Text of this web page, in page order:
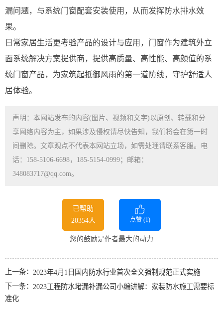
漏问题，与系统门窗配套安装使用，从而发挥防水排水效
果。
日常家居生活更考验产品的设计与应用，门窗作为建筑外立
面系统解决方案提供商，提供高质量、高性能、高颜值的系
统门窗产品，为家筑起抵御风雨的第一道防线，守护舒适人
居体验。
声明：本网站发布的内容(图片、视频和文字)以原创、转载和分
享网络内容为主，如果涉及侵权请尽快告知，我们将会在第一时
间删除。文章观点不代表本网站立场，如需处理请联系客服。电
话：158-5106-6698，185-5154-0999；邮箱：
348083717@qq.com。
已帮助
20354人
点赞 (1)
您的鼓励是作者最大的动力
上一条： 2023年4月1日国内防水行业首次全文强制规范正式实施
下一条： 2023工程防水堵漏补漏公司小编讲解：家装防水施工需要标
准化